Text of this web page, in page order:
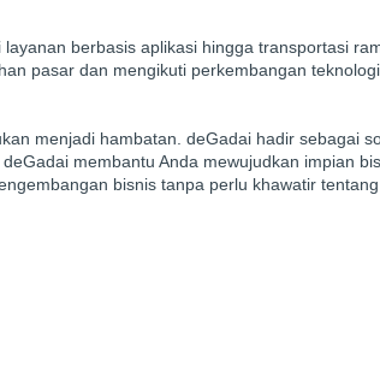
berbasis aplikasi hingga transportasi
pasar dan mengikuti perkembangan
menjadi hambatan. deGadai hadir sebagai
membantu Anda mewujudkan impian
bisnis tanpa perlu khawatir tentang